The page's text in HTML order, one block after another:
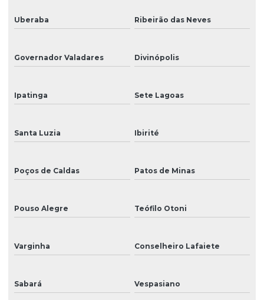
Venda de cabeças de impressão para impressoras
Venda de peças para impressoras de grande formato
Venda de tinta para impressão digital de grandes formatos
Uberaba Ribeirão das Neves
Governador Valadares Divinópolis
Ipatinga Sete Lagoas
Santa Luzia Ibirité
Poços de Caldas Patos de Minas
Pouso Alegre Teófilo Otoni
Varginha Conselheiro Lafaiete
Sabará Vespasiano